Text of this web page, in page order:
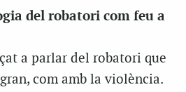
del robatori com feu a
a parlar del robatori que
com amb la violència.